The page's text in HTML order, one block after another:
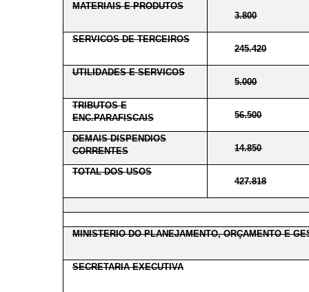
MATERIAIS E PRODUTOS
3.800
SERVICOS DE TERCEIROS
245.420
UTILIDADES E SERVICOS
5.000
TRIBUTOS E
ENC.PARAFISCAIS
56.500
DEMAIS DISPENDIOS
CORRENTES
14.850
TOTAL DOS USOS
427.818
MINISTERIO DO PLANEJAMENTO, ORÇAMENTO E
SECRETARIA EXECUTIVA